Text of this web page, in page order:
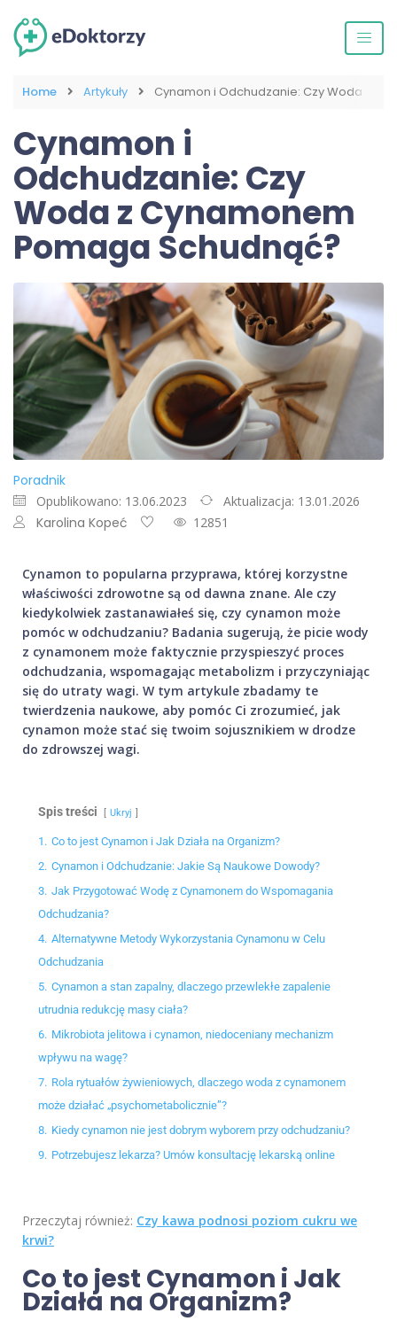
Home Artykuły Cynamon i Odchudzanie: Czy Woda z
Cynamon i
Odchudzanie: Czy
Woda z Cynamonem
Pomaga Schudnąć?
Poradnik
Opublikowano: 13.06.2023 Aktualizacja: 13.01.2026
Karolina Kopeć 12851
Cynamon to popularna przyprawa, której korzystne
właściwości zdrowotne są od dawna znane. Ale czy
kiedykolwiek zastanawiałeś się, czy cynamon może
pomóc w odchudzaniu? Badania sugerują, że picie wody
z cynamonem może faktycznie przyspieszyć proces
odchudzania, wspomagając metabolizm i przyczyniając
się do utraty wagi. W tym artykule zbadamy te
twierdzenia naukowe, aby pomóc Ci zrozumieć, jak
cynamon może stać się twoim sojusznikiem w drodze
do zdrowszej wagi.
Spis treści Ukryj
1. Co to jest Cynamon i Jak Działa na Organizm?
2. Cynamon i Odchudzanie: Jakie Są Naukowe Dowody?
3. Jak Przygotować Wodę z Cynamonem do Wspomagania
Odchudzania?
4. Alternatywne Metody Wykorzystania Cynamonu w Celu
Odchudzania
5. Cynamon a stan zapalny, dlaczego przewlekłe zapalenie
utrudnia redukcję masy ciała?
6. Mikrobiota jelitowa i cynamon, niedoceniany mechanizm
wpływu na wagę?
7. Rola rytuałów żywieniowych, dlaczego woda z cynamonem
może działać „psychometabolicznie”?
8. Kiedy cynamon nie jest dobrym wyborem przy odchudzaniu?
9. Potrzebujesz lekarza? Umów konsultację lekarską online
Przeczytaj również: Czy kawa podnosi poziom cukru we
krwi?
Co to jest Cynamon i Jak
Działa na Organizm?